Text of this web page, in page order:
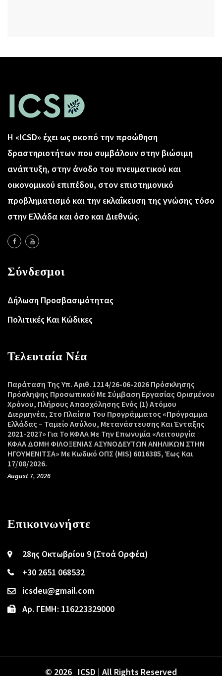
Η «ICSD» έχει ως σκοπό την προώθηση
δραστηριοτήτων που συμβάλουν στην βιώσιμη
ανάπτυξη, στην άνοδο του πνευματικού και
οικονομικού επιπέδου, στον επιστημονικό
προβληματισμό και την εκλαΐκευση της γνώσης τόσο
στην Ελλάδα και όσο και Διεθνώς.
Σύνδεσμοι
Δήλωση Προσβασιμότητας
Πολιτικές Και Κώδικες
Τελευταία Νέα
Παράταση Της Υπ. Αριθ. 1214/26-06-2026 Πρόσκλησης
Πρόσληψης Προσωπικού Με Σύμβαση Εργασίας Ορισμένου
Χρόνου, Πλήρους Απασχόλησης Ενός (1) Ατόμου
Διερμηνέα, Στο Πλαίσιο Του Προγράμματος «Πρόγραμμα
Ελλάδας – Ταμείο Ασύλου, Μετανάστευσης Και Ένταξης
2021-2027» Για Το ΚΦΑΑ Με Την Επωνυμία «Λειτουργία
ΚΦΑΑ ΔΟΜΗ ΦΙΛΟΞΕΝΙΑΣ ΑΣΥΝΟΔΕΥΤΩΝ ΑΝΗΛΙΚΩΝ ΣΤΗΝ
ΗΓΟΥΜΕΝΙΤΣΑ» Με Κωδικό ΟΠΣ (MIS) 6016385, Έως Και
17/08/2026.
August 7, 2026
Επικοινωνήστε
28ης Οκτωβρίου 9 (Στοά Ορφέα)
+30 2651 068532
icsdeu@gmail.com
Αρ. ΓΕΜΗ: 116223329000
© 2026 ICSD | All Rights Reserved